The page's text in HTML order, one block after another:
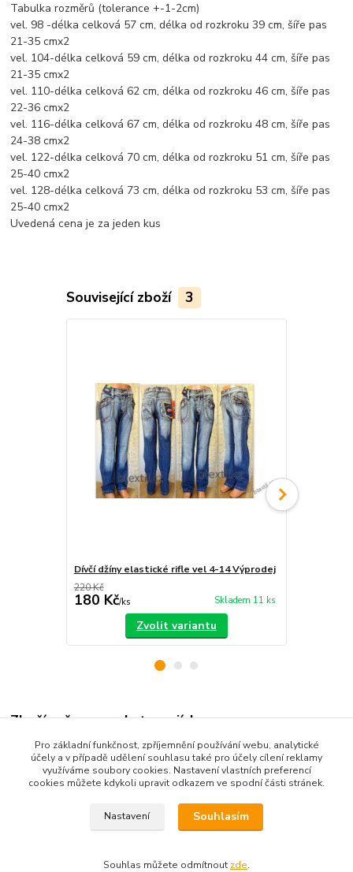
Tabulka rozměrů (tolerance +-1-2cm)
vel. 98 -délka celková 57 cm, délka od rozkroku 39 cm, šíře pas
21-35 cmx2
vel. 104-délka celková 59 cm, délka od rozkroku 44 cm, šíře pas
21-35 cmx2
vel. 110-délka celková 62 cm, délka od rozkroku 46 cm, šíře pas
22-36 cmx2
vel. 116-délka celková 67 cm, délka od rozkroku 48 cm, šíře pas
24-38 cmx2
vel. 122-délka celková 70 cm, délka od rozkroku 51 cm, šíře pas
25-40 cmx2
vel. 128-délka celková 73 cm, délka od rozkroku 53 cm, šíře pas
25-40 cmx2
Uvedená cena je za jeden kus
Související zboží 3
Dívčí džíny elastické rifle vel 4-14 Výprodej
220 Kč
180 Kč/ks Skladem 11 ks
Zvolit variantu
Zboží zařazeno v kategoriích
Dětské oblečení
Dětské kalhoty
Pro základní funkčnost, zpříjemnění používání webu, analytické
účely a v případě udělení souhlasu také pro účely cílení reklamy
využíváme soubory cookies. Nastavení vlastních preferencí
cookies můžete kdykoli upravit odkazem ve spodní části stránek.
Nastavení Souhlasím
Souhlas můžete odmítnout zde.